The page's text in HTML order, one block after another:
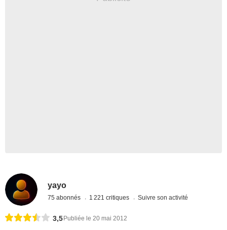
yayo
75 abonnés 1 221 critiques Suivre son activité
3,5 Publiée le 20 mai 2012